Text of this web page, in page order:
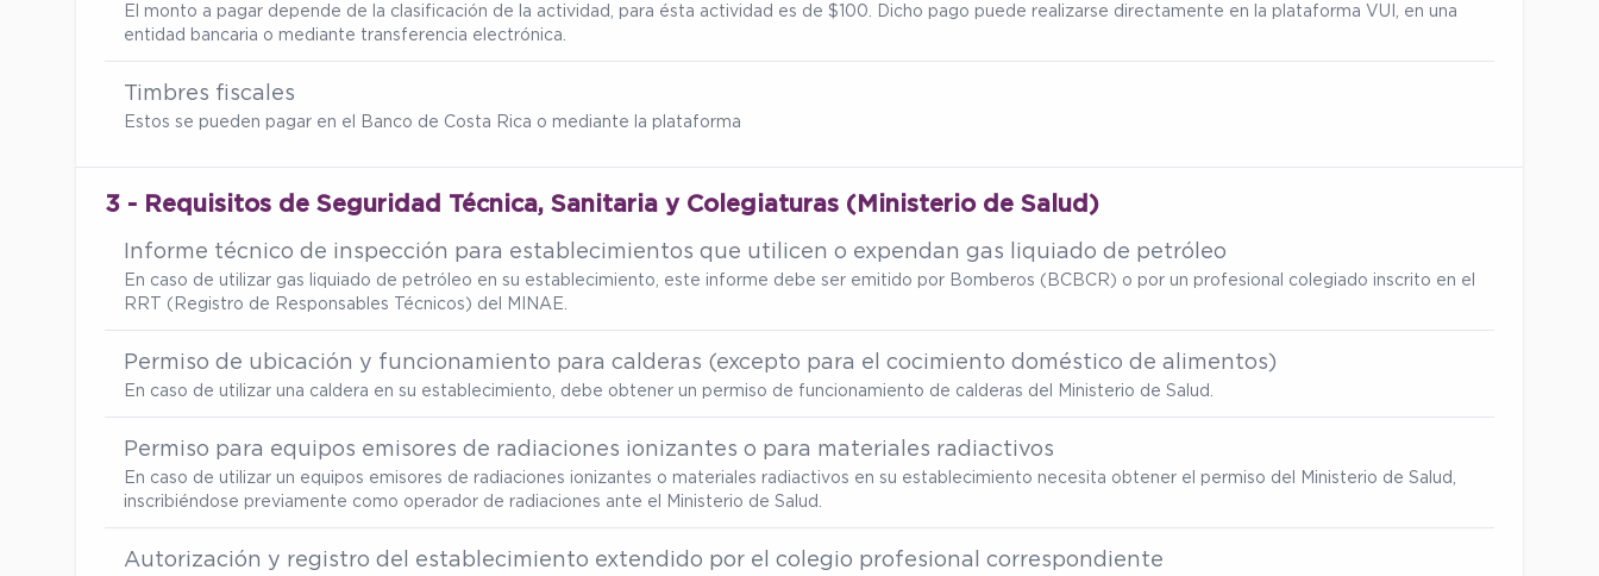
El monto a pagar depende de la clasificación de la actividad, para ésta actividad es de $100. Dicho pago puede realizarse directamente en la plataforma VUI, en una
entidad bancaria o mediante transferencia electrónica.
Timbres fiscales
Estos se pueden pagar en el Banco de Costa Rica o mediante la plataforma
3 - Requisitos de Seguridad Técnica, Sanitaria y Colegiaturas (Ministerio de Salud)
Informe técnico de inspección para establecimientos que utilicen o expendan gas liquiado de petróleo
En caso de utilizar gas liquiado de petróleo en su establecimiento, este informe debe ser emitido por Bomberos (BCBCR) o por un profesional colegiado inscrito en el
RRT (Registro de Responsables Técnicos) del MINAE.
Permiso de ubicación y funcionamiento para calderas (excepto para el cocimiento doméstico de alimentos)
En caso de utilizar una caldera en su establecimiento, debe obtener un permiso de funcionamiento de calderas del Ministerio de Salud.
Permiso para equipos emisores de radiaciones ionizantes o para materiales radiactivos
En caso de utilizar un equipos emisores de radiaciones ionizantes o materiales radiactivos en su establecimiento necesita obtener el permiso del Ministerio de Salud,
inscribiéndose previamente como operador de radiaciones ante el Ministerio de Salud.
Autorización y registro del establecimiento extendido por el colegio profesional correspondiente